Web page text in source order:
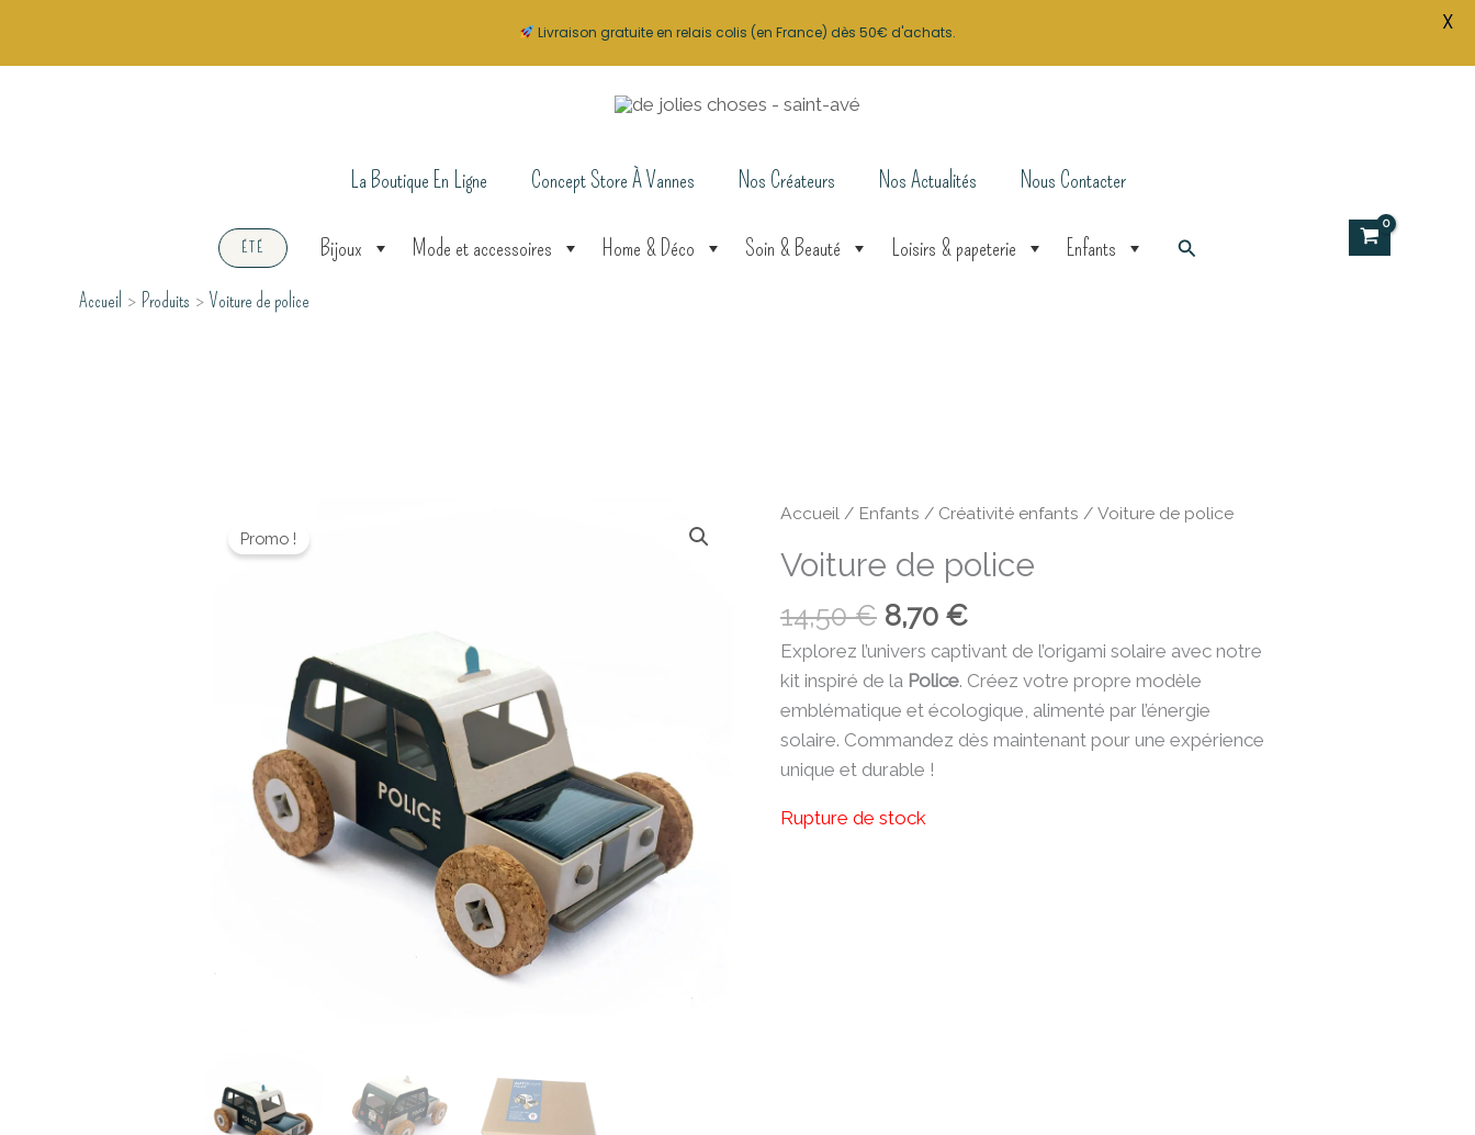
La Boutique En Ligne Concept Store À Vannes Nos Créateurs Nos Actualités Nous Contacter
ÉTÉ Bijoux Mode et accessoires Home & Déco Soin & Beauté Loisirs & papeterie Enfants Rechercher
Accueil Produits Voiture de police
Promo !
Accueil/ Enfants / Créativité enfants / Voiture de police
Voiture de police
14,50€
Le
initial
était :
14,50 €.
8,70 €
Le
actuel
est :
8,70 €.
Explorez l’univers captivant de l’origami solaire avec notre
kit inspiré de la Police. Créez votre propre modèle
emblématique et écologique, alimenté par l’énergie
solaire. Commandez dès maintenant pour une expérience
unique et durable !
Rupture de stock
Livraison gratuite en relais colis (en France) dès 50€ d'achats. X